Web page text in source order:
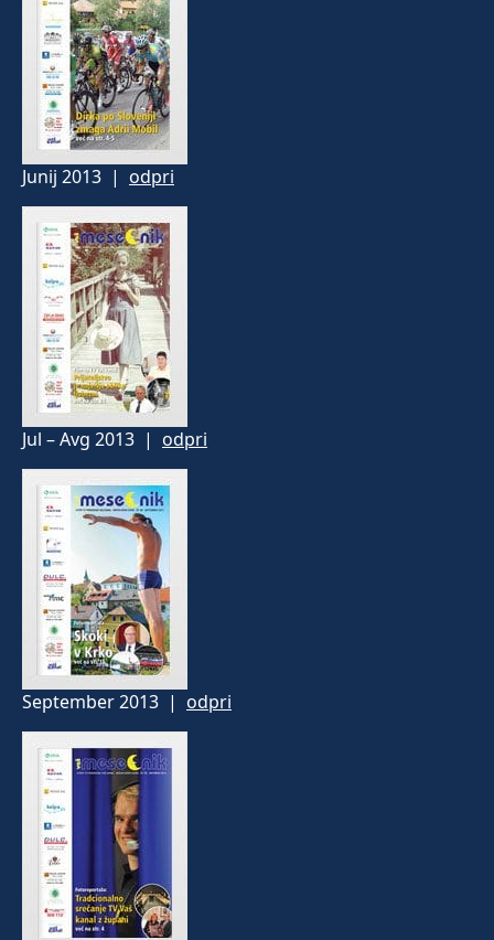
Junij 2013 | odpri
Jul – Avg 2013 | odpri
September 2013 | odpri